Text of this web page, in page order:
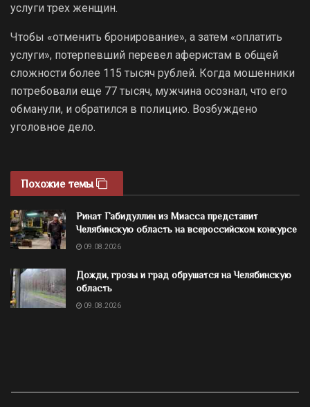
услуги трех женщин.
Чтобы «отменить бронирование», а затем «оплатить
услуги», потерпевший перевел аферистам в общей
сложности более 115 тысяч рублей. Когда мошенники
потребовали еще 77 тысяч, мужчина осознал, что его
обманули, и обратился в полицию. Возбуждено
уголовное дело.
Похожие темы
Ринат Габидуллин из Миасса представит
Челябинскую область на всероссийском конкурсе
09.08.2026
Дожди, грозы и град обрушатся на Челябинскую
область
09.08.2026